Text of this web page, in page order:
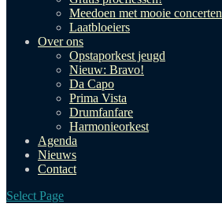
Meedoen met mooie concerten
Laatbloeiers
Over ons
Opstaporkest jeugd
Nieuw: Bravo!
Da Capo
Prima Vista
Drumfanfare
Harmonieorkest
Agenda
Nieuws
Contact
Select Page